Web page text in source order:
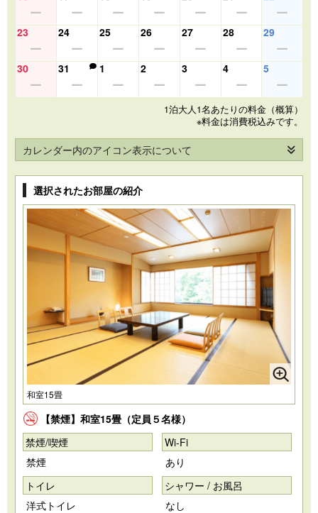
23 24 25 26 27 28 29
30 31 1 2 3 4 5
1泊大人1名あたりの料金（概算）
※料金は消費税込みです。
カレンダー内のアイコン表示について
選択されたお部屋の紹介
和室15畳
【禁煙】和室15畳（定員５名様）
禁煙/喫煙
禁煙
Wi-Fi
あり
トイレ
洋式トイレ
シャワー / お風呂
なし